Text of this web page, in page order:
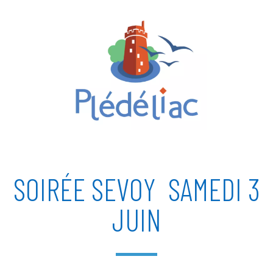
SOIRÉE SEVOY SAMEDI 3
JUIN